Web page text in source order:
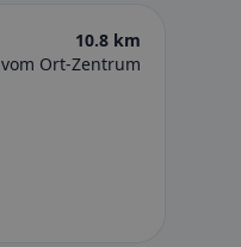
10.8 km
vom Ort-Zentrum